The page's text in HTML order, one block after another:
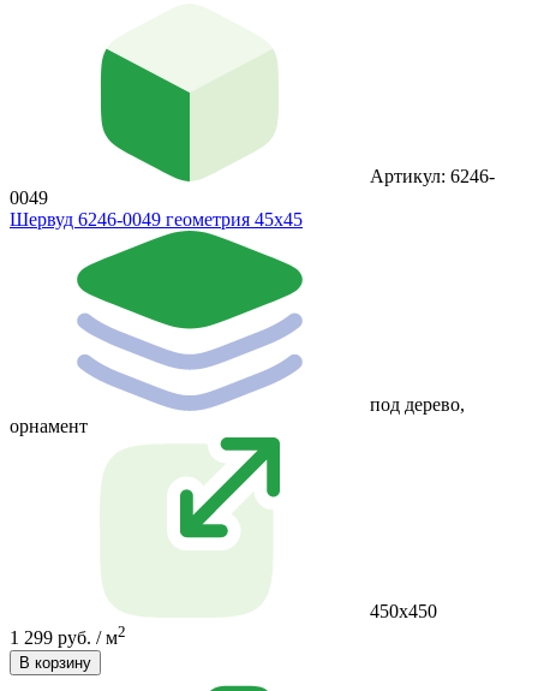
Артикул: 6246-
0049
Шервуд 6246-0049 геометрия 45x45
под дерево,
орнамент
450x450
1 299 руб. / м2
В корзину